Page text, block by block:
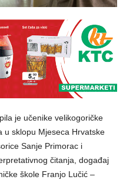
je učenike velikogoričke
u sklopu Mjeseca Hrvatske
Sanje Primorac i
čitanja, događaj
škole Franjo Lučić –